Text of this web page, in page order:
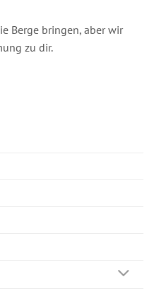
Berge bringen, aber wir
zu dir.